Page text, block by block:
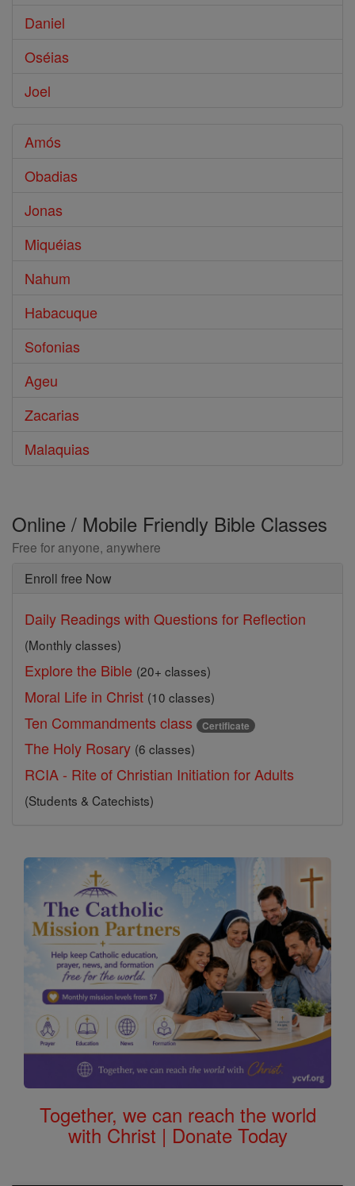
Daniel
Oséias
Joel
Amós
Obadias
Jonas
Miquéias
Nahum
Habacuque
Sofonias
Ageu
Zacarias
Malaquias
Online / Mobile Friendly Bible Classes
Free for anyone, anywhere
Enroll free Now
Daily Readings with Questions for Reflection
(Monthly classes)
Explore the Bible (20+ classes)
Moral Life in Christ (10 classes)
Ten Commandments class Certificate
The Holy Rosary (6 classes)
RCIA - Rite of Christian Initiation for Adults
(Students & Catechists)
Together, we can reach the world
with Christ | Donate Today